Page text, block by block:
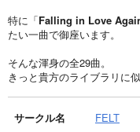
特に「Falling in Love
たい一曲で御座います。
そんな渾身の全29曲。
きっと貴方のライブラリに
サークル名 FELT